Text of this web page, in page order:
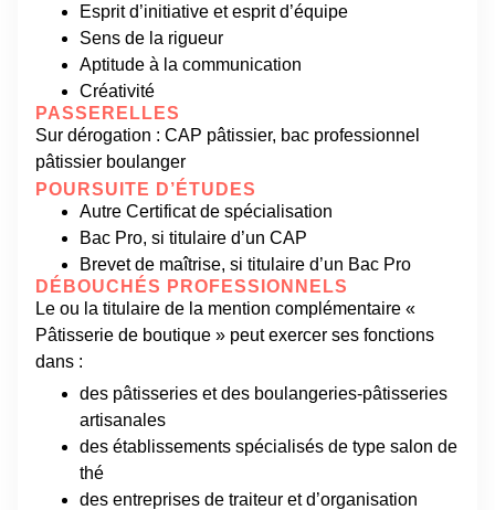
Esprit d’initiative et esprit d’équipe
Sens de la rigueur
Aptitude à la communication
Créativité
PASSERELLES
Sur dérogation : CAP pâtissier, bac professionnel
pâtissier boulanger
POURSUITE D’ÉTUDES
Autre Certificat de spécialisation
Bac Pro, si titulaire d’un CAP
Brevet de maîtrise, si titulaire d’un Bac Pro
DÉBOUCHÉS PROFESSIONNELS
Le ou la titulaire de la mention complémentaire «
Pâtisserie de boutique » peut exercer ses fonctions
dans :
des pâtisseries et des boulangeries-pâtisseries
artisanales
des établissements spécialisés de type salon de
thé
des entreprises de traiteur et d’organisation